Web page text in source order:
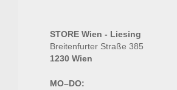
STORE Wien - Liesing
Breitenfurter Straße 385
1230 Wien
MO–DO: